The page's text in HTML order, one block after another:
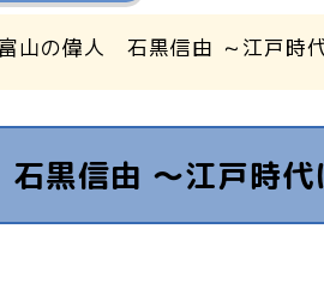
山の偉人 石黒信由 ～江戸時
黒信由 ～江戸時代